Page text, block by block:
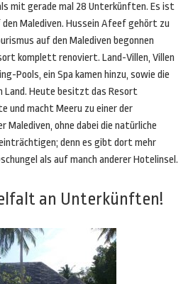
mit gerade mal 28 Unterkünften. Es ist
Malediven. Hussein Afeef gehört zu
auf den Malediven begonnen
komplett renoviert. Land-Villen, Villen
Pools, ein Spa kamen hinzu, sowie die
Land. Heute besitzt das Resort
und macht Meeru zu einer der
ohne dabei die natürliche
denn es gibt dort mehr
als auf manch anderer Hotelinsel.
an Unterkünften!